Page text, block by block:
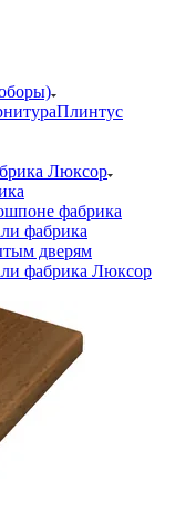
Плинтус
Люксор
фабрика
фабрика
дверям
фабрика Люксор